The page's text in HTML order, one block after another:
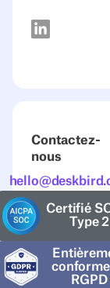
Contactez-
nous
Certifié
Type 2
conforme
RGPD